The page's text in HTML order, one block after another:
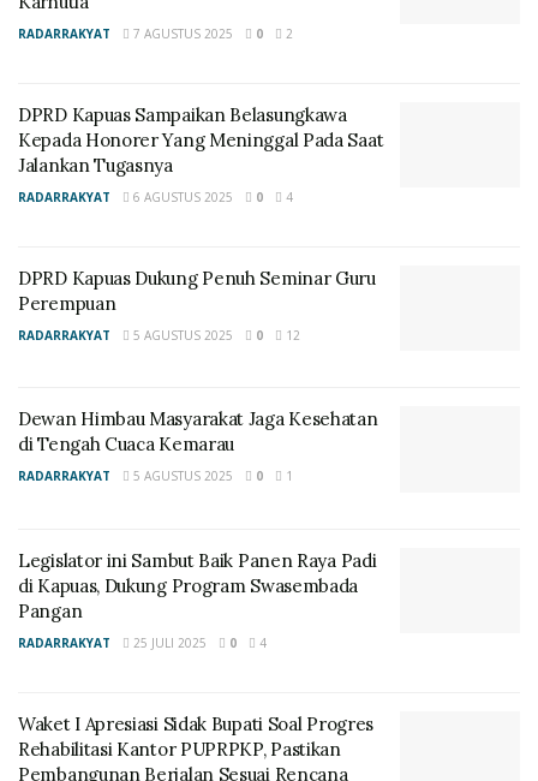
RADARRAKYAT 7 AGUSTUS 2025 0 2
DPRD Kapuas Sampaikan Belasungkawa
Kepada Honorer Yang Meninggal Pada Saat
Jalankan Tugasnya
RADARRAKYAT 6 AGUSTUS 2025 0 4
DPRD Kapuas Dukung Penuh Seminar Guru
Perempuan
RADARRAKYAT 5 AGUSTUS 2025 0 12
Dewan Himbau Masyarakat Jaga Kesehatan
di Tengah Cuaca Kemarau
RADARRAKYAT 5 AGUSTUS 2025 0 1
Legislator ini Sambut Baik Panen Raya Padi
di Kapuas, Dukung Program Swasembada
Pangan
RADARRAKYAT 25 JULI 2025 0 4
Waket I Apresiasi Sidak Bupati Soal Progres
Rehabilitasi Kantor PUPRPKP, Pastikan
Pembangunan Berjalan Sesuai Rencana